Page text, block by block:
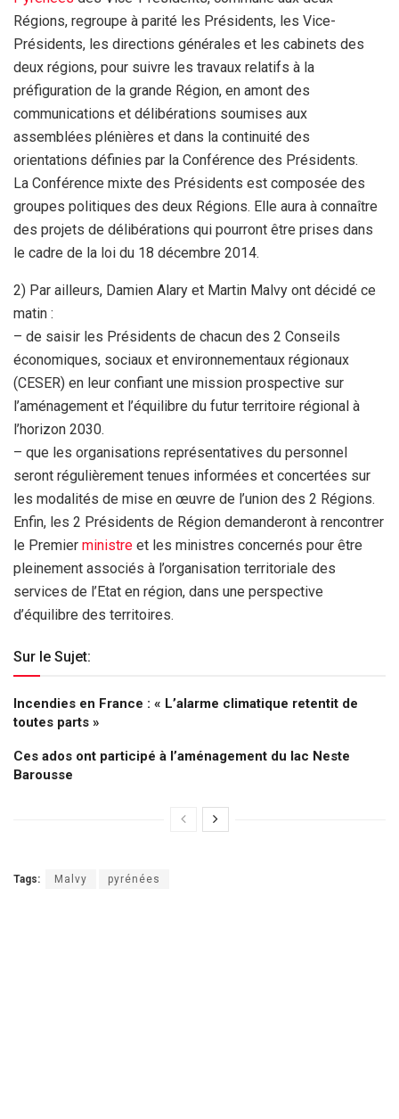
Régions, regroupe à parité les Présidents, les Vice-
Présidents, les directions générales et les cabinets des
deux régions, pour suivre les travaux relatifs à la
préfiguration de la grande Région, en amont des
communications et délibérations soumises aux
assemblées plénières et dans la continuité des
orientations définies par la Conférence des Présidents.
La Conférence mixte des Présidents est composée des
groupes politiques des deux Régions. Elle aura à connaître
des projets de délibérations qui pourront être prises dans
le cadre de la loi du 18 décembre 2014.
2) Par ailleurs, Damien Alary et Martin Malvy ont décidé ce
matin :
– de saisir les Présidents de chacun des 2 Conseils
économiques, sociaux et environnementaux régionaux
(CESER) en leur confiant une mission prospective sur
l’aménagement et l’équilibre du futur territoire régional à
l’horizon 2030.
– que les organisations représentatives du personnel
seront régulièrement tenues informées et concertées sur
les modalités de mise en œuvre de l’union des 2 Régions.
Enfin, les 2 Présidents de Région demanderont à rencontrer
le Premier ministre et les ministres concernés pour être
pleinement associés à l’organisation territoriale des
services de l’Etat en région, dans une perspective
d’équilibre des territoires.
Sur le Sujet:
Incendies en France : « L’alarme climatique retentit de
toutes parts »
Ces ados ont participé à l’aménagement du lac Neste
Barousse
Tags: Malvy pyrénées